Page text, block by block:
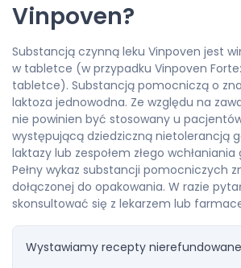
Vinpoven?
Substancją czynną leku Vinpoven jest
w tabletce (w przypadku Vinpoven
tabletce). Substancją pomocniczą o
laktoza jednowodna. Ze względu na
nie powinien być stosowany u
występującą dziedziczną nietolerancją
laktazy lub zespołem złego
Pełny wykaz substancji pomocniczych
dołączonej do opakowania. W razie
skonsultować się z lekarzem lub
Wystawiamy recepty nierefundowane